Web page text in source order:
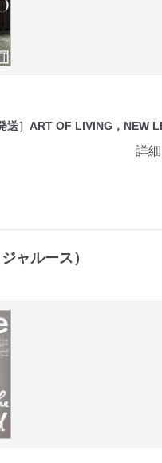
送］ART OF LIVING，NEW
詳
ャルース）